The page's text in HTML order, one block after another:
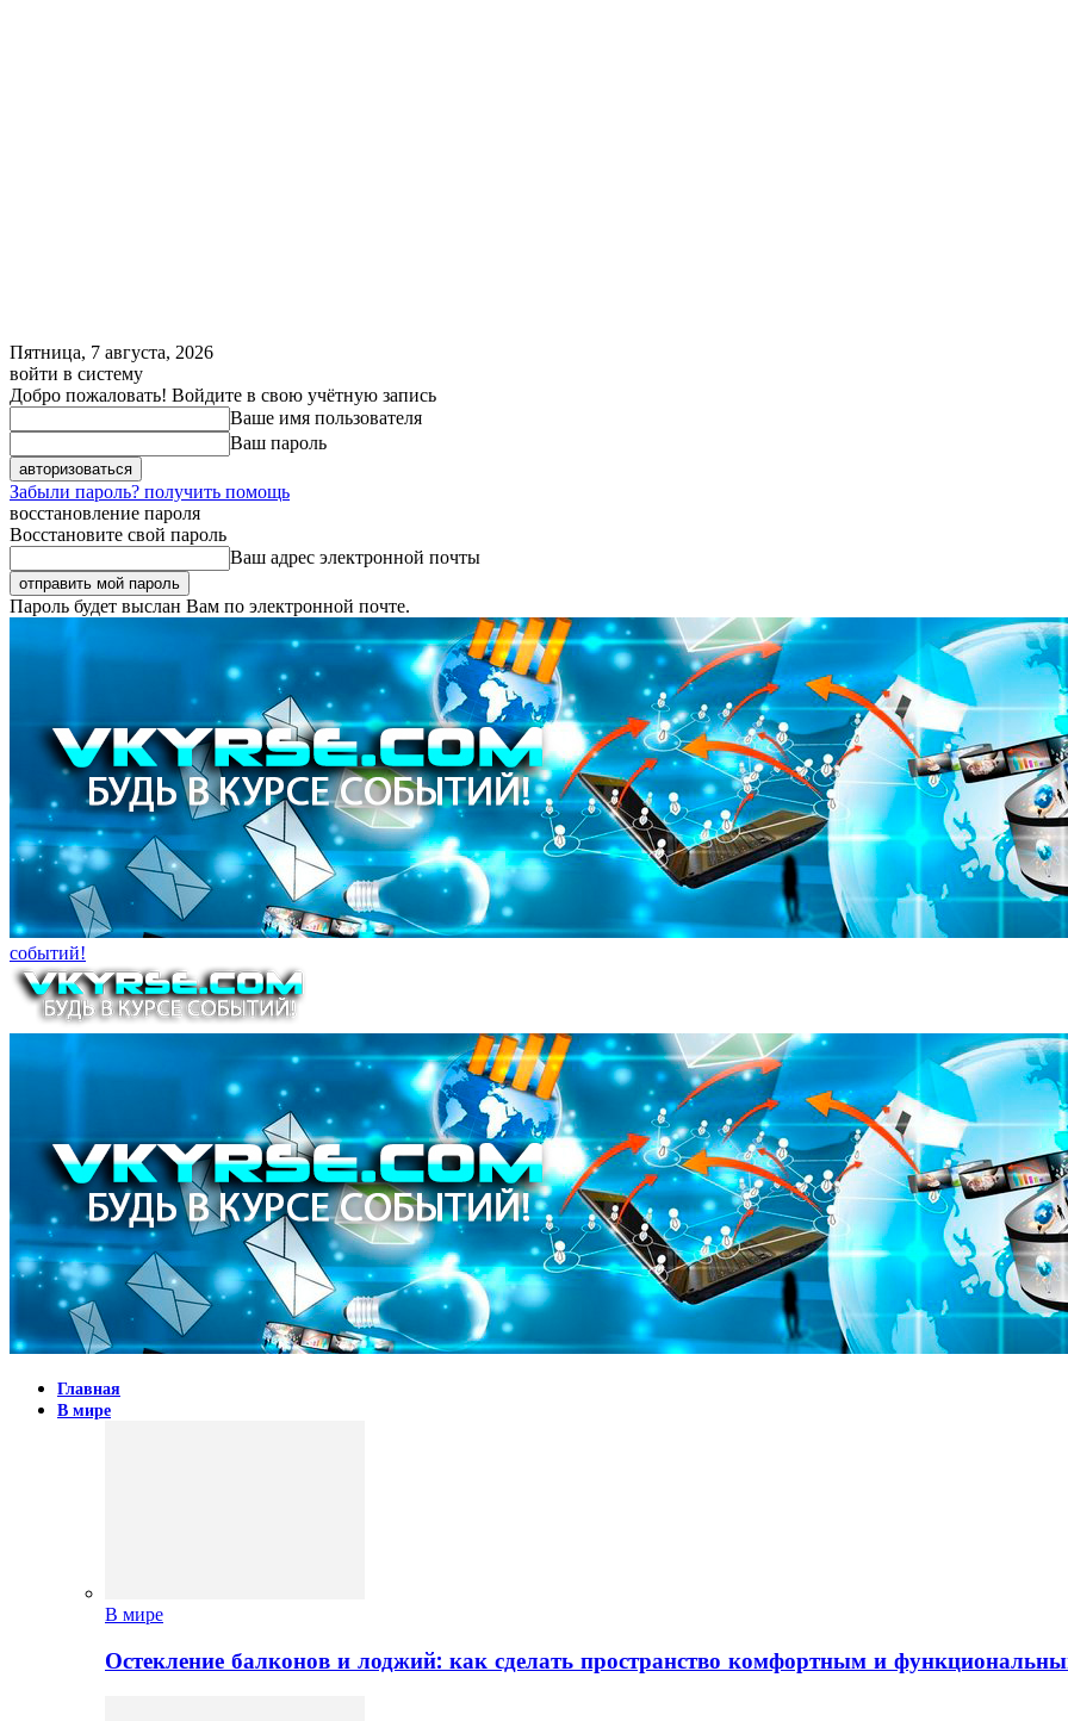
Пятница, 7 августа, 2026
войти в систему
Добро пожаловать! Войдите в свою учётную запись
Ваше имя пользователя
Ваш пароль
Забыли пароль? получить помощь
восстановление пароля
Восстановите свой пароль
Ваш адрес электронной почты
Пароль будет выслан Вам по электронной почте.
событий!
Главная
В мире
В мире
Остекление балконов и лоджий: как сделать пространство комфортным и